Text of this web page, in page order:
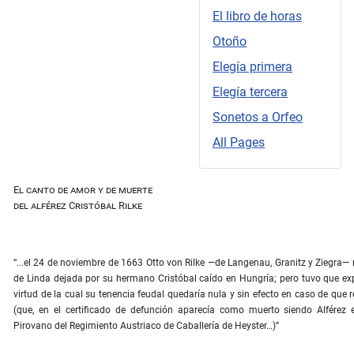
El libro de horas
Otoño
Elegía primera
Elegía tercera
Sonetos a Orfeo
All Pages
El canto de amor y de muerte
del alférez Cristóbal Rilke
“...el 24 de noviembre de 1663 Otto von Rilke —de Langenau, Granitz y
de Linda dejada por su hermano Cristóbal caído en Hungría; pero tuvo que
virtud de la cual su tenencia feudal quedaría nula y sin efecto en caso de que
(que, en el certificado de defunción aparecía como muerto siendo
Pirovano del Regimiento Austriaco de Caballería de Heyster…)”